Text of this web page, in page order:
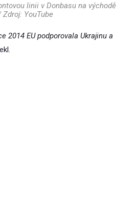
linii v Donbasu na východě
YouTube
2014 EU podporovala Ukrajinu a